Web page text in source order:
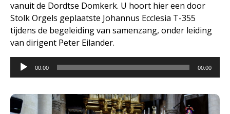
vanuit de Dordtse Domkerk. U hoort hier een door
Stolk Orgels geplaatste Johannus Ecclesia T-355
tijdens de begeleiding van samenzang, onder leiding
van dirigent Peter Eilander.
Audiospeler
00:00 00:00